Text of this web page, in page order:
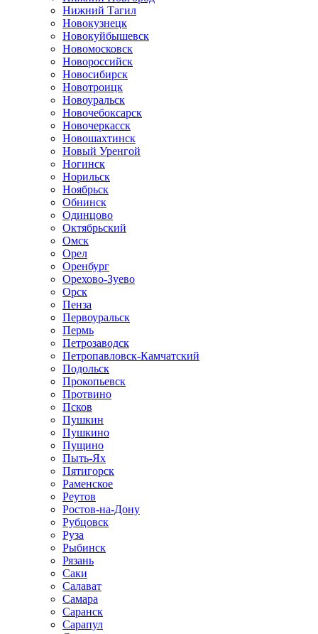
Нижний Тагил
Новокузнецк
Новокуйбышевск
Новомосковск
Новороссийск
Новосибирск
Новотроицк
Новоуральск
Новочебоксарск
Новочеркасск
Новошахтинск
Новый Уренгой
Ногинск
Норильск
Ноябрьск
Обнинск
Одинцово
Октябрьский
Омск
Орел
Оренбург
Орехово-Зуево
Орск
Пенза
Первоуральск
Пермь
Петрозаводск
Петропавловск-Камчатский
Подольск
Прокопьевск
Протвино
Псков
Пушкин
Пушкино
Пущино
Пыть-Ях
Пятигорск
Раменское
Реутов
Ростов-на-Дону
Рубцовск
Руза
Рыбинск
Рязань
Саки
Салават
Самара
Саранск
Сарапул